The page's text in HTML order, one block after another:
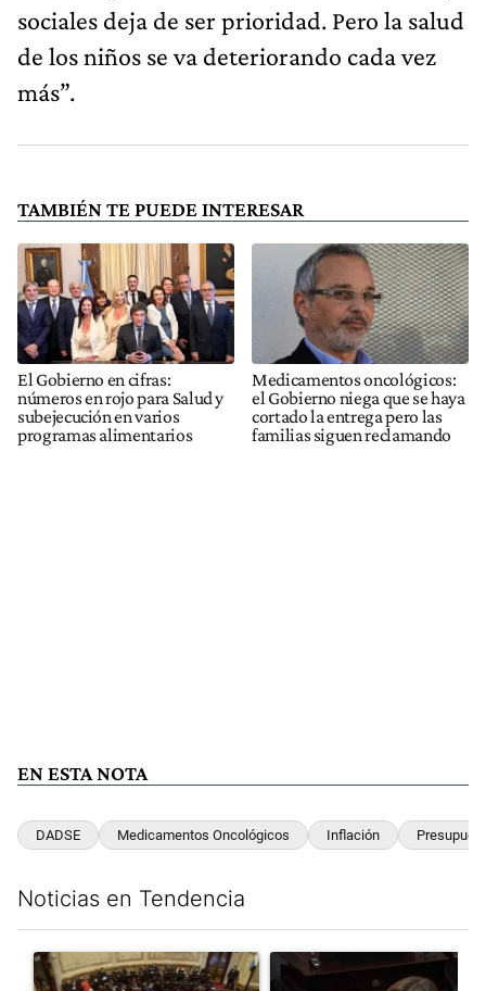
sociales deja de ser prioridad. Pero la salud
de los niños se va deteriorando cada vez
más”.
TAMBIÉN TE PUEDE INTERESAR
El Gobierno en cifras:
números en rojo para Salud y
subejecución en varios
programas alimentarios
Medicamentos oncológicos:
el Gobierno niega que se haya
cortado la entrega pero las
familias siguen reclamando
EN ESTA NOTA
DADSE Medicamentos Oncológicos Inflación
Noticias en Tendencia
Un artículo de tendencia con el título "El Senado dio media
Un artículo de tendencia